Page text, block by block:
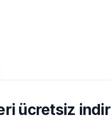
ücretsiz indir